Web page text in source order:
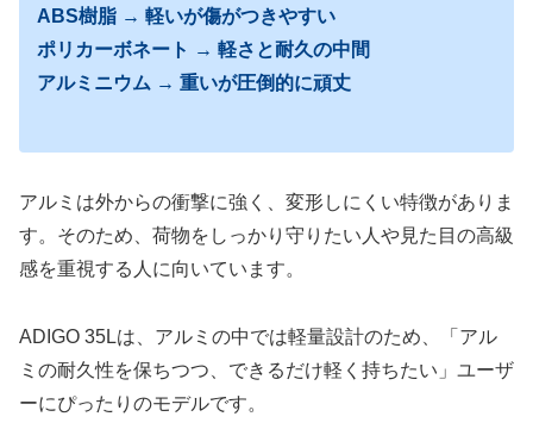
ABS樹脂 → 軽いが傷がつきやすい
ポリカーボネート → 軽さと耐久の中間
アルミニウム → 重いが圧倒的に頑丈
アルミは外からの衝撃に強く、変形しにくい特徴がありま
す。そのため、荷物をしっかり守りたい人や見た目の高級
感を重視する人に向いています。
ADIGO 35Lは、アルミの中では軽量設計のため、「アル
ミの耐久性を保ちつつ、できるだけ軽く持ちたい」ユーザ
ーにぴったりのモデルです。